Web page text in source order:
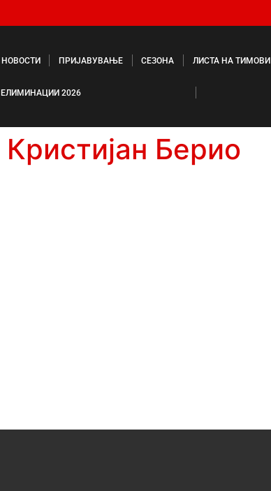
НОВОСТИ ПРИЈАВУВАЊЕ СЕЗОНА ЛИСТА НА ТИМОВИ
ЕЛИМИНАЦИИ 2026
Кристијан Берио